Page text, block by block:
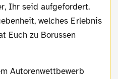
Ihr seid aufgefordert.
welches Erlebnis
Euch zu Borussen